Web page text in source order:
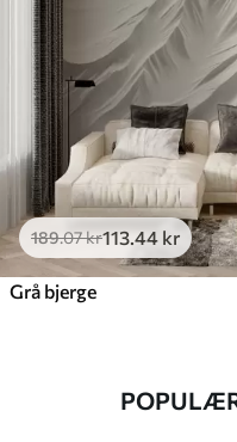
189.07kr113 .44 kr
Grå bjerge